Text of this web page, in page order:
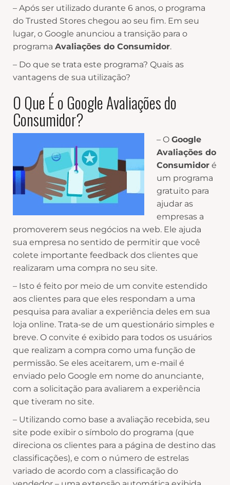
– Após ser utilizado durante 6 anos, o programa
do Trusted Stores chegou ao seu fim. Em seu
lugar, o Google anunciou a transição para o
programa Avaliações do Consumidor.
– Do que se trata este programa? Quais as
vantagens de sua utilização?
O Que É o Google Avaliações do
Consumidor?
– O Google
Avaliações do
Consumidor é
um programa
gratuito para
ajudar as
empresas a
promoverem seus negócios na web. Ele ajuda
sua empresa no sentido de permitir que você
colete importante feedback dos clientes que
realizaram uma compra no seu site.
– Isto é feito por meio de um convite estendido
aos clientes para que eles respondam a uma
pesquisa para avaliar a experiência deles em sua
loja online. Trata-se de um questionário simples e
breve. O convite é exibido para todos os usuários
que realizam a compra como uma função de
permissão. Se eles aceitarem, um e-mail é
enviado pelo Google em nome do anunciante,
com a solicitação para avaliarem a experiência
que tiveram no site.
– Utilizando como base a avaliação recebida, seu
site pode exibir o símbolo do programa (que
direciona os clientes para a página de destino das
classificações), e com o número de estrelas
variado de acordo com a classificação do